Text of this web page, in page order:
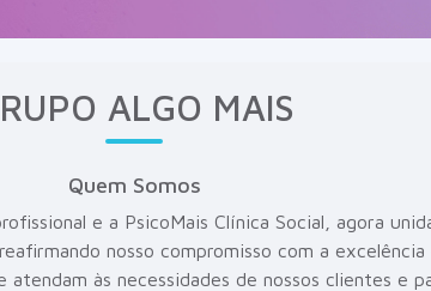
ALGO MAIS
Quem Somos
e a PsicoMais Clínica Social, agora
nosso compromisso com a
às necessidades de nossos clientes e